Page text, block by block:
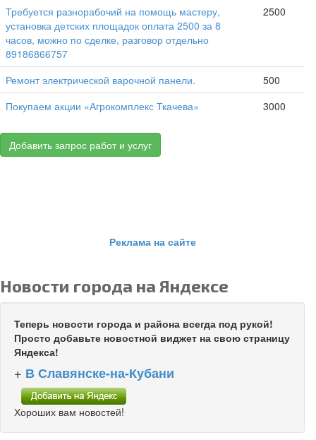
Требуется разнорабочий на помощь мастеру,
установка детских площадок оплата 2500 за 8
часов, можно по сделке, разговор отдельно
89186866757
2500
Ремонт электрической варочной панели.
500
Покупаем акции «Агрокомплекс Ткачева»
3000
Добавить запрос работ и услуг
Реклама на сайте
Новости города на Яндексе
Теперь новости города и района всегда под рукой!
Просто добавьте новостной виджет на свою страницу
Яндекса!
+ В Славянске-на-Кубани
Хороших вам новостей!